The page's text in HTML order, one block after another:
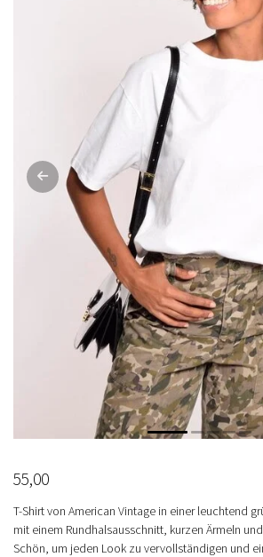
55,00
T-Shirt von American Vintage in einer leuchtend
mit einem Rundhalsausschnitt, kurzen Ärmeln
Schön, um jeden Look zu vervollständigen und